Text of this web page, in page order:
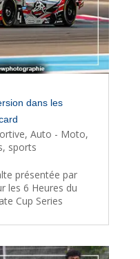
dans les
, Auto - Moto,
, sports
présentée par
les 6 Heures du
Cup Series